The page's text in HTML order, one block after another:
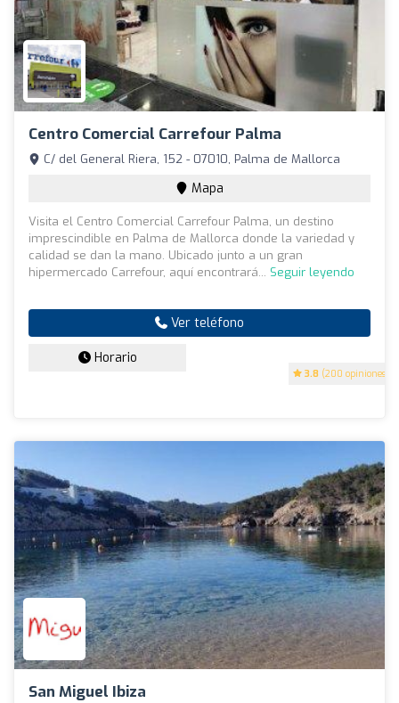
Centro Comercial Carrefour Palma
3.8 (200 opiniones)
C/ del General Riera, 152 - 07010, Palma de Mallorca
Mapa
Visita el Centro Comercial Carrefour Palma, un destino
imprescindible en Palma de Mallorca donde la variedad y
calidad se dan la mano. Ubicado junto a un gran
hipermercado Carrefour, aquí encontrará... Seguir leyendo
Ver teléfono
Horario
San Miguel Ibiza